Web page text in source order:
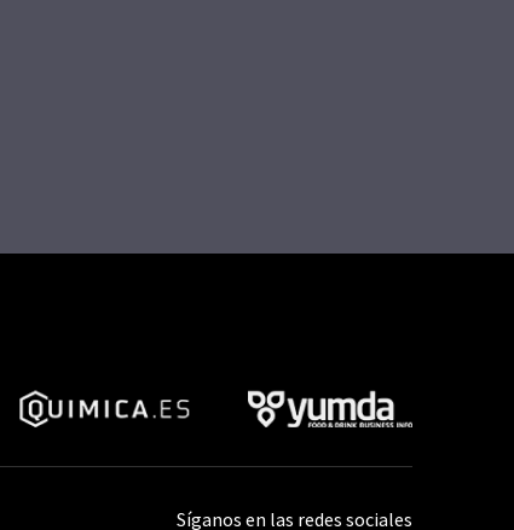
Síganos en las redes sociales